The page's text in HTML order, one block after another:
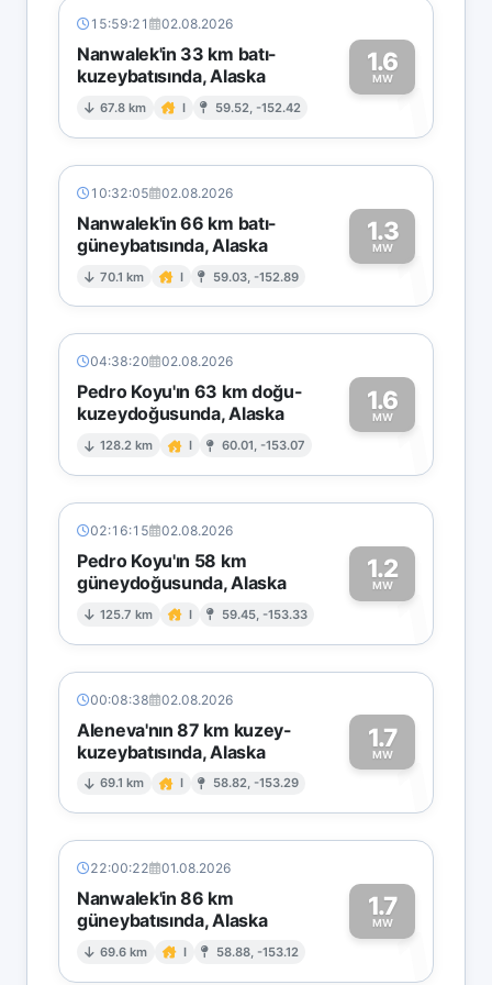
15:59:21 02.08.2026
Nanwalek'in 33 km batı-
kuzeybatısında, Alaska
67.8 km I 59.52, -152.42
1.6
MW1
10:32:05 02.08.2026
Nanwalek'in 66 km batı-
güneybatısında, Alaska
70.1 km I 59.03, -152.89
1.3
MW1
04:38:20 02.08.2026
Pedro Koyu'ın 63 km doğu-
kuzeydoğusunda, Alaska
128.2 km I 60.01, -153.07
1.6
MW1
02:16:15 02.08.2026
Pedro Koyu'ın 58 km
güneydoğusunda, Alaska
125.7 km I 59.45, -153.33
1.2
MW1
00:08:38 02.08.2026
Aleneva'nın 87 km kuzey-
kuzeybatısında, Alaska
69.1 km I 58.82, -153.29
1.7
MW1
22:00:22 01.08.2026
Nanwalek'in 86 km
güneybatısında, Alaska
69.6 km I 58.88, -153.12
1.7
MW1